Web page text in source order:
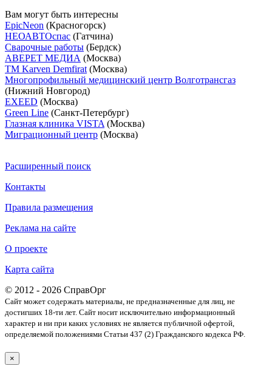
Вам могут быть интересны
EpicNeon (Красногорск)
НЕОАВТОспас (Гатчина)
Сварочные работы (Бердск)
АВЕРЕТ МЕДИА (Москва)
ТМ Karven Demfirat (Москва)
Многопрофильный медицинский центр Волготрансгаз
(Нижний Новгород)
EXEED (Москва)
Green Line (Санкт-Петербург)
Глазная клиника VISTA (Москва)
Миграционный центр (Москва)
Расширенный поиск
Контакты
Правила размещения
Реклама на сайте
О проекте
Карта сайта
© 2012 - 2026 СправОрг
Сайт может содержать материалы, не предназначенные для лиц, не
достигших 18-ти лет. Cайт носит исключительно информационный
характер и ни при каких условиях не является публичной офертой,
определяемой положениями Статьи 437 (2) Гражданского кодекса РФ.
×